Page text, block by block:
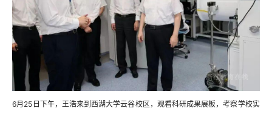
6月25日下午，王浩来到西湖大学云谷校区，观看科研成果展板，考察学校实